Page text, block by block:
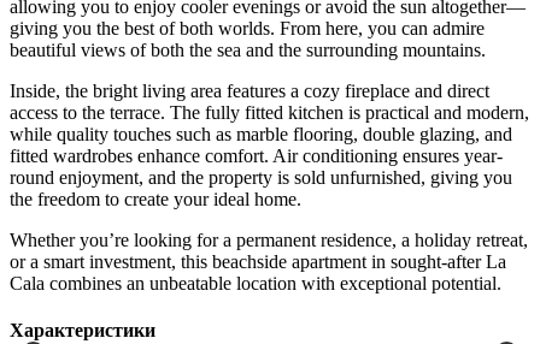
allowing you to enjoy cooler evenings or avoid the sun altogether—
giving you the best of both worlds. From here, you can admire
beautiful views of both the sea and the surrounding mountains.
Inside, the bright living area features a cozy fireplace and direct
access to the terrace. The fully fitted kitchen is practical and modern,
while quality touches such as marble flooring, double glazing, and
fitted wardrobes enhance comfort. Air conditioning ensures year-
round enjoyment, and the property is sold unfurnished, giving you
the freedom to create your ‌ideal ‌home.
Whether ‌you’re ‌looking for ‌a permanent ‌residence, a holiday retreat,
or a smart investment, ‌this beachside ‌apartment in ‌sought-after La
Cala ‌combines ‌an ‌unbeatable ‌location ‌with ‌exceptional ‌potential.
Характеристики